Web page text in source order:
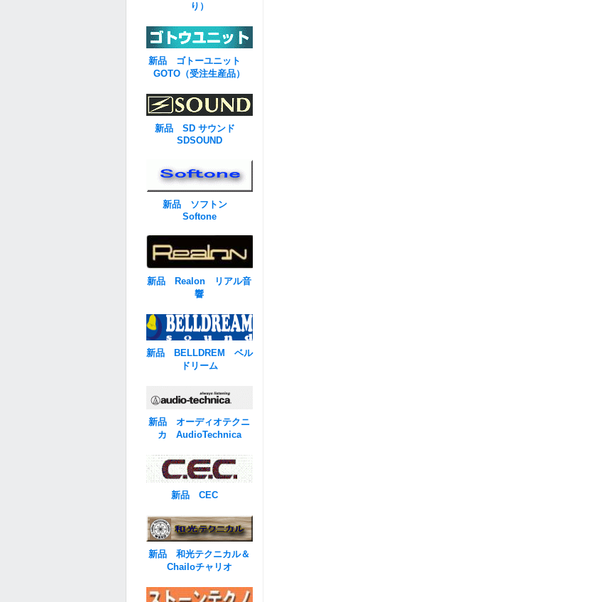
り）
新品 ゴトーユニット
GOTO（受注生産品）
新品 SD サウンド
SDSOUND
新品 ソフトン
Softone
新品 Realon リアル音
響
新品 BELLDREM ベル
ドリーム
新品 オーディオテクニ
カ AudioTechnica
新品 CEC
新品 和光テクニカル＆
Chailoチャリオ